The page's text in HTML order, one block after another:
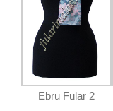
Ebru Fular 2